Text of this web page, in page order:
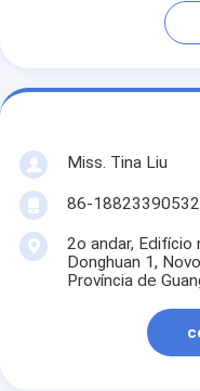
Miss. Tina Liu
86-18823390532
2o andar, Edifício
Donghuan 1,
Província de